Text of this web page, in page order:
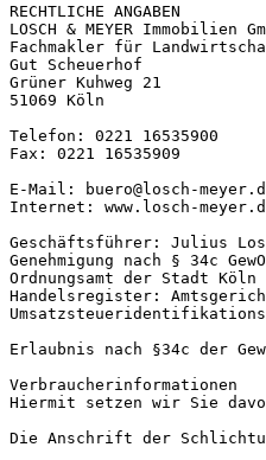
RECHTLICHE ANGABEN
LOSCH & MEYER Immobilien
Fachmakler für
Gut Scheuerhof
Grüner Kuhweg 21
51069 Köln
Telefon: 0221 16535900
Fax: 0221 16535909
E-Mail: buero@losch-
Internet: www.losch-
Geschäftsführer: Julius
Genehmigung nach § 34c
Ordnungsamt der Stadt Köln
Handelsregister:
Erlaubnis nach §34c der
Verbraucherinformationen
Hiermit setzen wir Sie
Die Anschrift der